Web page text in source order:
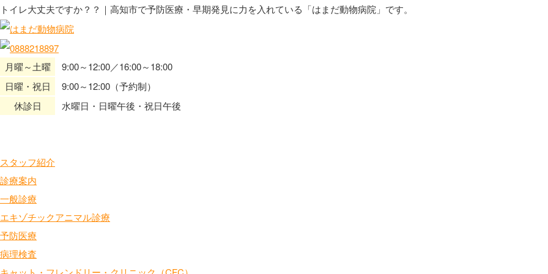
トイレ大丈夫ですか？？｜高知市で予防医療・早期発見に力を入れている「はまだ動物病院」です。
月曜～土曜
9:00～12:00／16:00～18:00
日曜・祝日
9:00～12:00（予約制）
休診日
水曜日・日曜午後・祝日午後
スタッフ紹介
診療案内
一般診療
エキゾチックアニマル診療
予防医療
病理検査